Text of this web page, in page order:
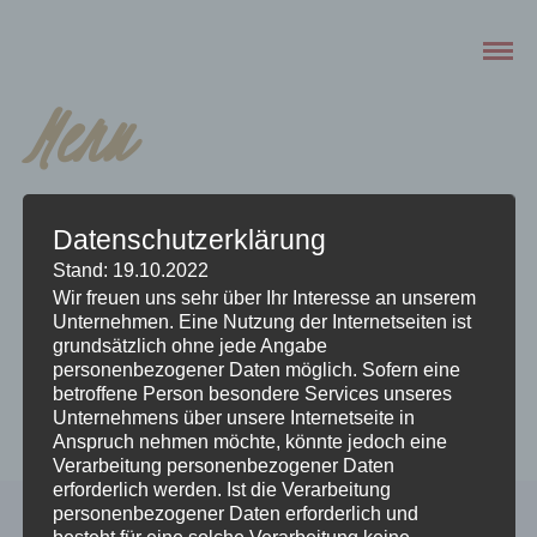
Menu
Categories
"Kinder -
Teller"
Datenschutzerklärung
Stand: 19.10.2022
Wir freuen uns sehr über Ihr Interesse an unserem
Unternehmen. Eine Nutzung der Internetseiten ist
grundsätzlich ohne jede Angabe
personenbezogener Daten möglich. Sofern eine
betroffene Person besondere Services unseres
Unternehmens über unsere Internetseite in
Anspruch nehmen möchte, könnte jedoch eine
Verarbeitung personenbezogener Daten
erforderlich werden. Ist die Verarbeitung
personenbezogener Daten erforderlich und